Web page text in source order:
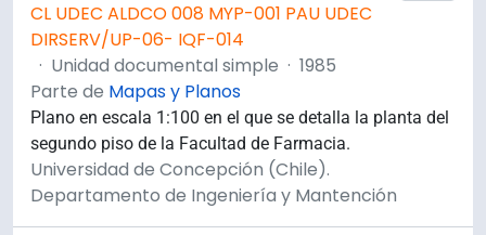
CL UDEC ALDCO 008 MYP-001 PAU UDEC
DIRSERV/UP-06- IQF-014
· Unidad documental simple · 1985
Parte de Mapas y Planos
Plano en escala 1:100 en el que se detalla la planta del
segundo piso de la Facultad de Farmacia.
Universidad de Concepción (Chile).
Departamento de Ingeniería y Mantención